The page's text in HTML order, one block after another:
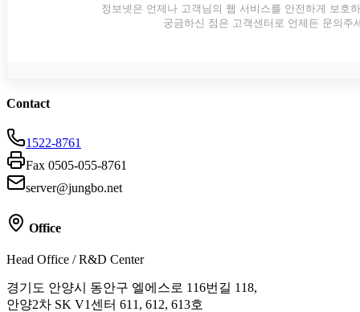
정보넷은 언제나 고객님의 웹 서비스를 안전하게 보호
궁금하신 점은 고객센터로 언제든 문의주
Contact
1522-8761
Fax 0505-055-8761
server@jungbo.net
Office
Head Office / R&D Center
경기도 안양시 동안구 엘에스로 116번길 118,
안양2차 SK V1센터 611, 612, 613호